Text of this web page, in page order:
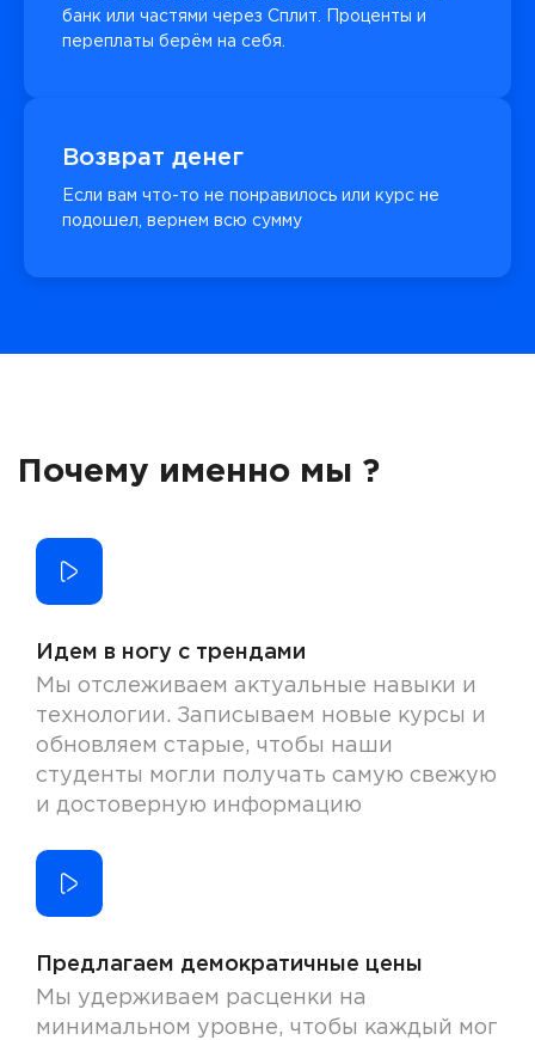
банк или частями через Сплит. Проценты и
переплаты берём на себя.
Возврат денег
Если вам что-то не понравилось или курс не
подошел, вернем всю сумму
Почему именно мы ?
Идем в ногу с трендами
Мы отслеживаем актуальные навыки и
технологии. Записываем новые курсы и
обновляем старые, чтобы наши
студенты могли получать самую свежую
и достоверную информацию
Предлагаем демократичные цены
Мы удерживаем расценки на
минимальном уровне, чтобы каждый мог